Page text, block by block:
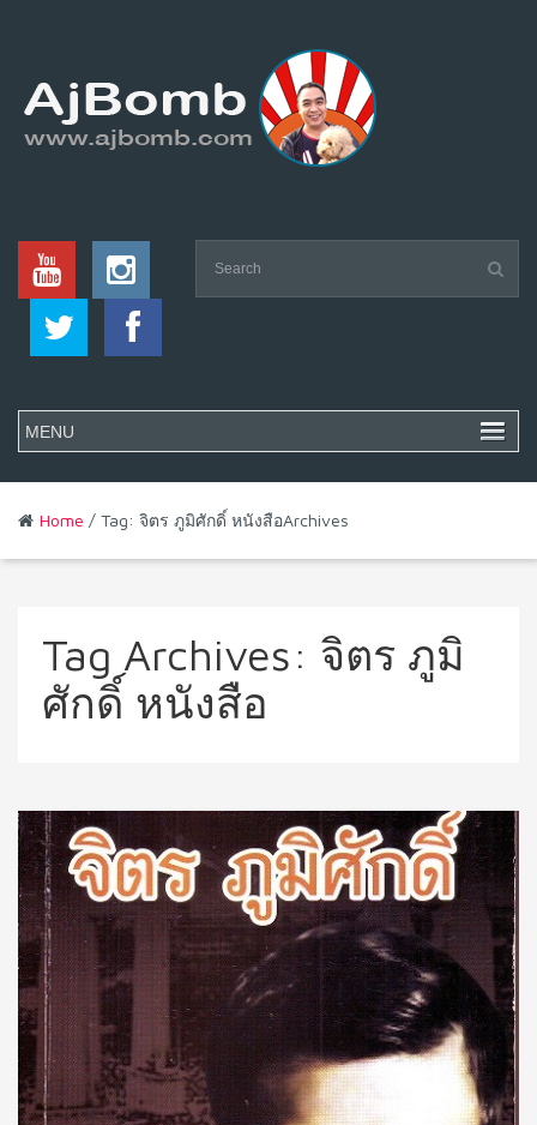
Home / Tag: จิตร ภูมิศักดิ์ หนังสือArchives
Tag Archives: จิตร ภูมิ
ศักดิ์ หนังสือ